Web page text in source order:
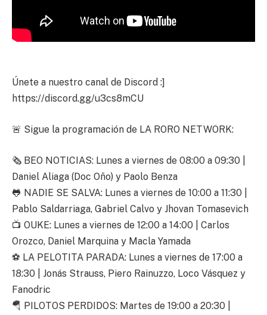
Únete a nuestro canal de Discord :]
https://discord.gg/u3cs8mCU
🚨 Sigue la programación de LA RORO NETWORK:
🗞 BEO NOTICIAS: Lunes a viernes de 08:00 a 09:30 |
Daniel Aliaga (Doc Oño) y Paolo Benza
🐸 NADIE SE SALVA: Lunes a viernes de 10:00 a 11:30 |
Pablo Saldarriaga, Gabriel Calvo y Jhovan Tomasevich
📺 OUKE: Lunes a viernes de 12:00 a 14:00 | Carlos
Orozco, Daniel Marquina y Macla Yamada
⚽ LA PELOTITA PARADA: Lunes a viernes de 17:00 a
18:30 | Jonás Strauss, Piero Rainuzzo, Loco Vásquez y
Fanodric
🪂 PILOTOS PERDIDOS: Martes de 19:00 a 20:30 |